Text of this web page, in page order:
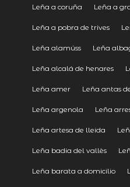
Leña a coruña Leña a
Leña a pobra de trives
Leña alamúss Leña
Leña alcalá de henares
Leña amer Leña antas
Leña argenola Leña
Leña artesa de lleida
Leña badia del vallès
Leña barata a domicilio